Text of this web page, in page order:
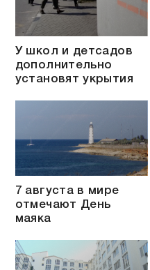
У школ и детсадов
дополнительно
установят укрытия
7 августа в мире
отмечают День
маяка